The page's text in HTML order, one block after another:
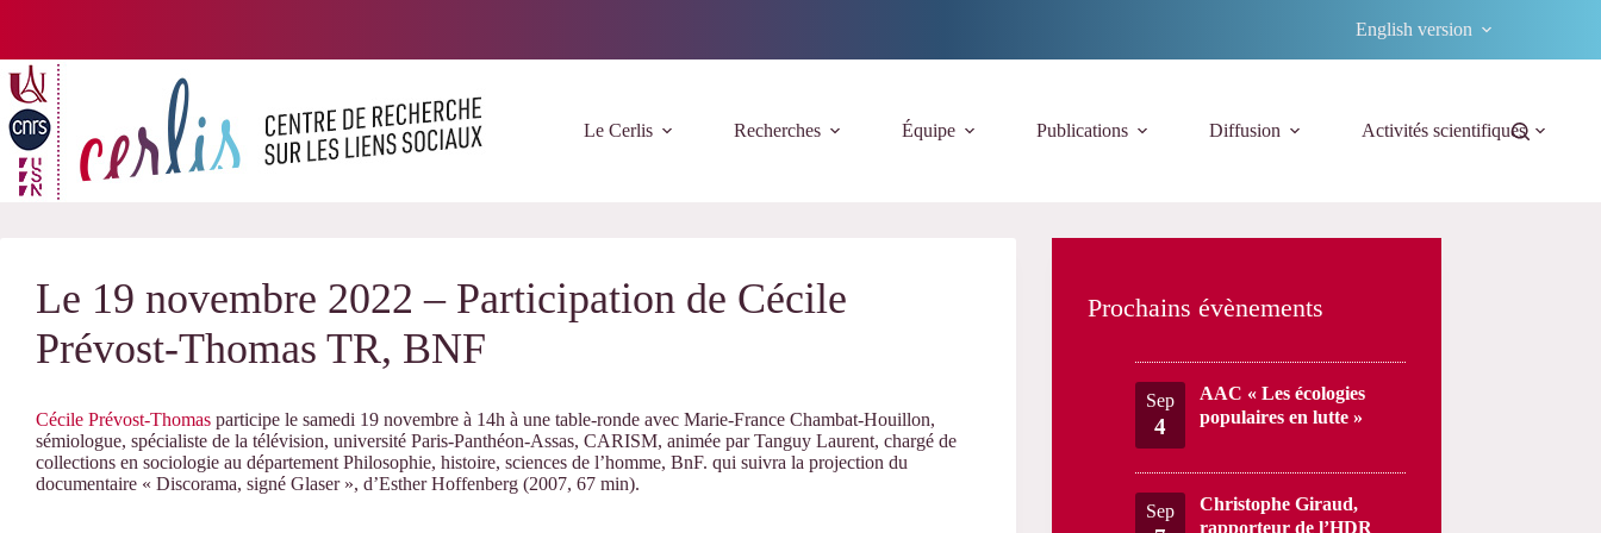
English version
Le Cerlis Recherches Équipe Publications Diffusion Activités scientifiques
Le 19 novembre 2022 – Participation de Cécile
Prévost-Thomas TR, BNF
Cécile Prévost-Thomas participe le samedi 19 novembre à 14h à une table-ronde avec Marie-France Chambat-Houillon,
sémiologue, spécialiste de la télévision, université Paris-Panthéon-Assas, CARISM, animée par Tanguy Laurent, chargé de
collections en sociologie au département Philosophie, histoire, sciences de l’homme, BnF. qui suivra la projection du
documentaire « Discorama, signé Glaser », d’Esther Hoffenberg (2007, 67 min).
Prochains évènements
Sep
4
AAC « Les écologies
populaires en lutte »
Sep
Christophe Giraud,
rapporteur de l’HDR